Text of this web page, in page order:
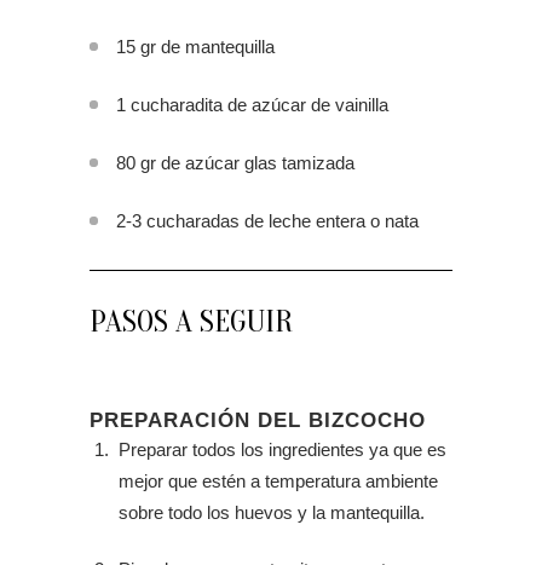
15 gr de mantequilla
1 cucharadita de azúcar de vainilla
80 gr de azúcar glas tamizada
2-3 cucharadas de leche entera o nata
PASOS A SEGUIR
PREPARACIÓN DEL BIZCOCHO
Preparar todos los ingredientes ya que es
mejor que estén a temperatura ambiente
sobre todo los huevos y la mantequilla.